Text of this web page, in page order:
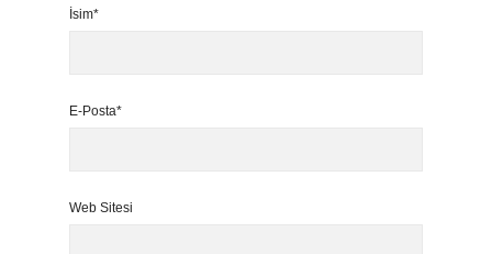
İsim*
E-Posta*
Web Sitesi